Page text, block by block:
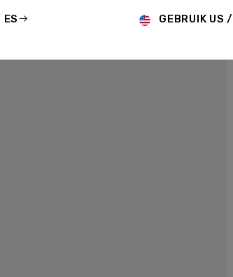
sitios web. Es política de BCF
ES GEBRUIK US /